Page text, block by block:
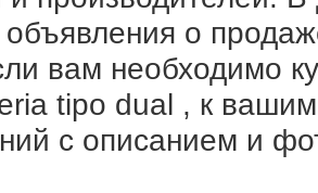
объявления о
вам необходимо
tipo dual , к
с описанием и